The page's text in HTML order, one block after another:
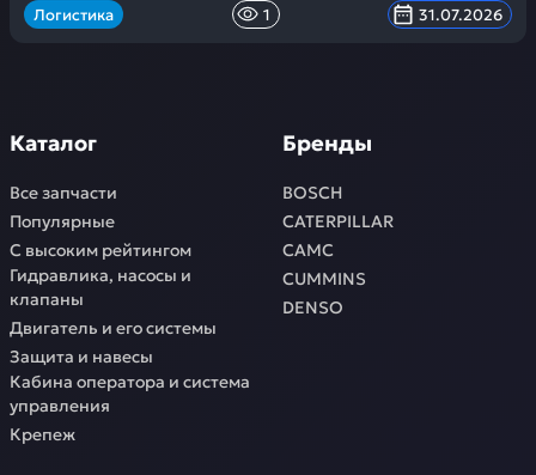
Логистика 1 31.07.2026
Каталог
Все запчасти
Популярные
С высоким рейтингом
Гидравлика, насосы и
клапаны
Двигатель и его системы
Защита и навесы
Кабина оператора и система
управления
Крепеж
Бренды
BOSCH
CATERPILLAR
CAMC
CUMMINS
DENSO